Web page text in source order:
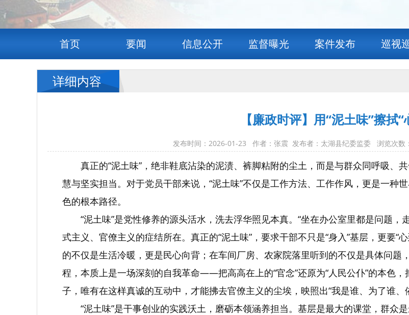
首页 要闻 信息公开 监督曝光 案件发布 巡视
详细内容
【廉政时评】用“泥土味”擦拭
发布时间：2026-01-23 作者：张震 发布者：太湖县纪委监委 浏览次数：
真正的“泥土味”，绝非鞋底沾染的泥渍、裤脚粘附的尘土，而是与群众同呼吸、
慧与坚实担当。对于党员干部来说，“泥土味”不仅是工作方法、工作作风，更是一种
色的根本路径。
“泥土味”是党性修养的源头活水，洗去浮华照见本真。“坐在办公室里都是问题
式主义、官僚主义的症结所在。真正的“泥土味”，要求干部不只是“身入”基层，更要“
的不仅是生活冷暖，更是民心向背；在车间厂房、农家院落里听到的不仅是具体问题
程，本质上是一场深刻的自我革命——把高高在上的“官念”还原为“人民公仆”的本色
子，唯有在这样真诚的互动中，才能拂去官僚主义的尘埃，映照出“我是谁、为了谁、
“泥土味”是干事创业的实践沃土，磨砺本领涵养担当。基层是最大的课堂，群众